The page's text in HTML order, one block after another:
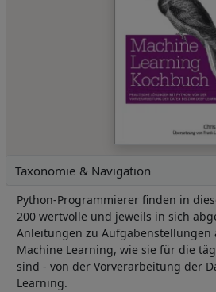
Taxonomie & Navigation
Python-Programmierer finden in
200 wertvolle und jeweils in sich
Anleitungen zu Aufgabenstellungen
Machine Learning, wie sie für die
sind - von der Vorverarbeitung der
Learning.